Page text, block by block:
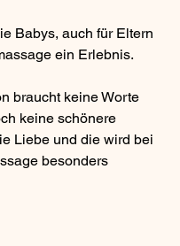
Babys, auch für Eltern
ein Erlebnis.
braucht keine Worte
keine schönere
Liebe und die wird bei
besonders